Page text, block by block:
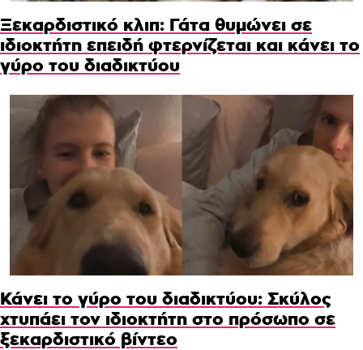
Ξεκαρδιστικό κλιπ: Γάτα θυμώνει σε
ιδιοκτήτη επειδή φτερνίζεται και κάνει το
γύρο του διαδικτύου
Κάνει το γύρο του διαδικτύου: Σκύλος
χτυπάει τον ιδιοκτήτη στο πρόσωπο σε
ξεκαρδιστικό βίντεο